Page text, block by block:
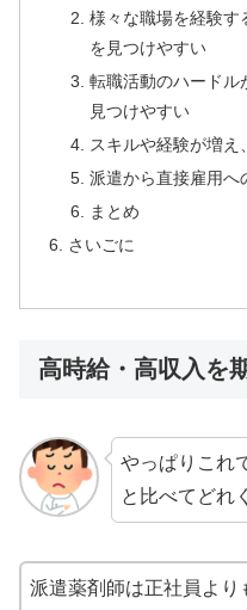
様々な職場を経験す
を見つけやすい
転職活動のハードル
見つけやすい
スキルや経験が増え
派遣から直接雇用へ
まとめ
さいごに
高時給・高収入を
やっぱりこれ
と比べてどれ
派遣薬剤師は正社員より